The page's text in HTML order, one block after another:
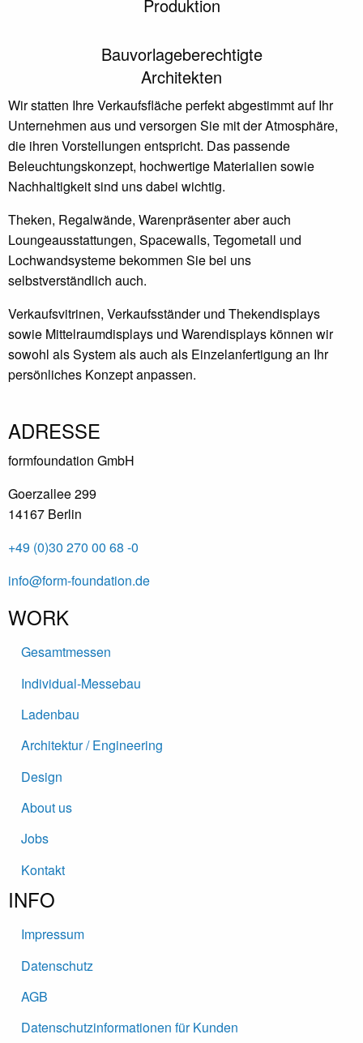
Produktion
Bauvorlageberechtigte
Architekten
Wir statten Ihre Verkaufsfläche perfekt abgestimmt auf Ihr
Unternehmen aus und versorgen Sie mit der Atmosphäre,
die ihren Vorstellungen entspricht. Das passende
Beleuchtungskonzept, hochwertige Materialien sowie
Nachhaltigkeit sind uns dabei wichtig.
Theken, Regalwände, Warenpräsenter aber auch
Loungeausstattungen, Spacewalls, Tegometall und
Lochwandsysteme bekommen Sie bei uns
selbstverständlich auch.
Verkaufsvitrinen, Verkaufsständer und Thekendisplays
sowie Mittelraumdisplays und Warendisplays können wir
sowohl als System als auch als Einzelanfertigung an Ihr
persönliches Konzept anpassen.
ADRESSE
formfoundation GmbH
Goerzallee 299
14167 Berlin
+49 (0)30 270 00 68 -0
info@form-foundation.de
WORK
Gesamtmessen
Individual-Messebau
Ladenbau
Architektur / Engineering
Design
About us
Jobs
Kontakt
INFO
Impressum
Datenschutz
AGB
Datenschutz­informationen für Kunden